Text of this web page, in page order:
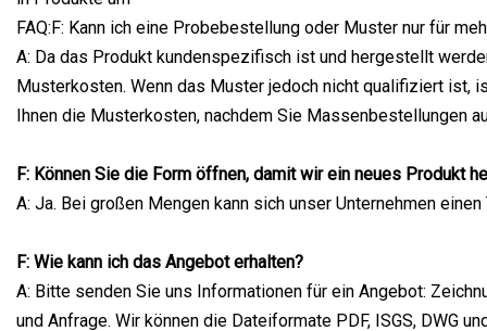
FAQ:F: Kann ich eine Probebestellung oder Muster nur für
A: Da das Produkt kundenspezifisch ist und hergestellt
Musterkosten. Wenn das Muster jedoch nicht qualifiziert ist,
Ihnen die Musterkosten, nachdem Sie Massenbestellungen
F: Können Sie die Form öffnen, damit wir ein neues Produkt
A: Ja. Bei großen Mengen kann sich unser Unternehmen
F: Wie kann ich das Angebot erhalten?
A: Bitte senden Sie uns Informationen für ein Angebot:
und Anfrage. Wir können die Dateiformate PDF, ISGS, DWG